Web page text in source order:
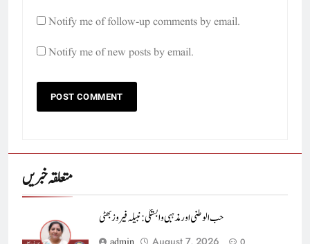
Notify me of follow-up comments by email.
Notify me of new posts by email.
متعلقہ خبریں
حب الوطنی اور مذہبی وابستگی : نبیلہ فیروز بھٹی
August 7, 2026